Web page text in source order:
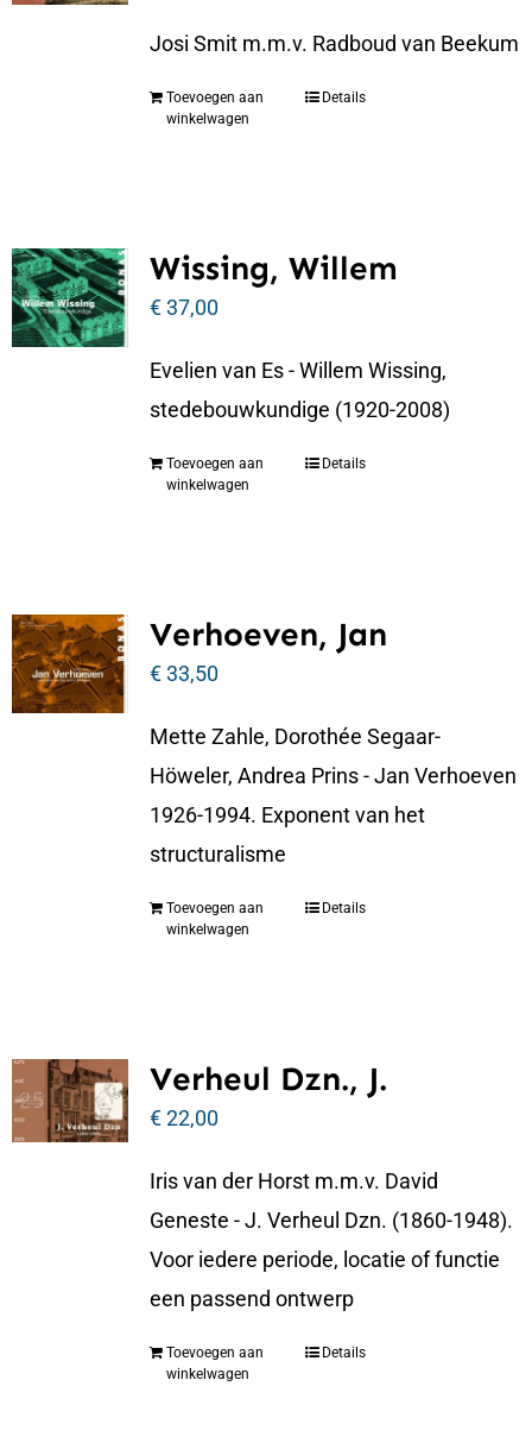
Josi Smit m.m.v. Radboud van Beekum
Toevoegen aan
winkelwagen
Details
Wissing, Willem
€37,00
Evelien van Es - Willem Wissing,
stedebouwkundige (1920-2008)
Toevoegen aan
winkelwagen
Details
Verhoeven, Jan
€33,50
Mette Zahle, Dorothée Segaar-
Höweler, Andrea Prins - Jan Verhoeven
1926-1994. Exponent van het
structuralisme
Toevoegen aan
winkelwagen
Details
Verheul Dzn., J.
€22,00
Iris van der Horst m.m.v. David
Geneste - J. Verheul Dzn. (1860-1948).
Voor iedere periode, locatie of functie
een passend ontwerp
Toevoegen aan
winkelwagen
Details